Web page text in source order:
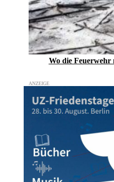
Wo die Feuerwehr